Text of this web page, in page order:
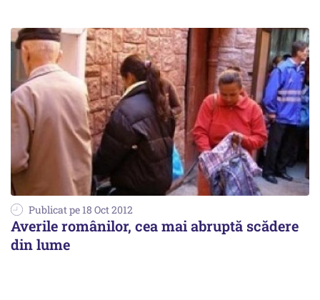
Publicat pe 18 Oct 2012
Averile românilor, cea mai abruptă scădere
din lume